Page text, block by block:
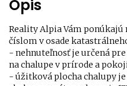
Opis
Reality Alpia Vám ponúkajú
číslom v osade
- nehnuteľnosť je určená
na chalupe v prírode a
- úžitková plocha chalupy